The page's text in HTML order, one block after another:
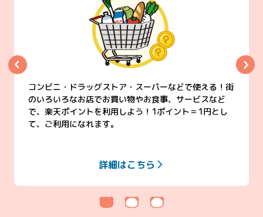
コンビニ・ドラッグストア・スーパーなどで使える！街
のいろいろなお店でお買い物やお食事、サービスなど
で、楽天ポイントを利用しよう！1ポイント＝1円とし
て、ご利用になれます。
詳細はこちら